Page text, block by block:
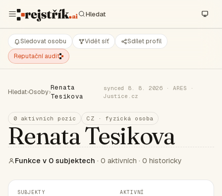
Sledovat osobu Vidět síť
Sdílet profil
Reputační audit
Hledat›Osoby›
Renata
Tesikova
synced 8. 8. 2026 · ARES ·
Justice.cz
0 aktivních pozic CZ · fyzická osoba
Renata Tesikova
Funkce v 0 subjektech · 0 aktivních · 0 historicky
SUBJEKTY AKTIVNÍ